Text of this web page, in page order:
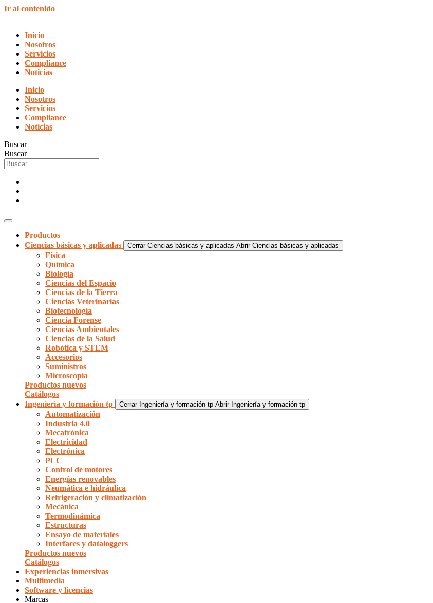
Ir al contenido
Inicio
Nosotros
Servicios
Compliance
Noticias
Inicio
Nosotros
Servicios
Compliance
Noticias
Buscar
Buscar
Productos
Ciencias básicas y aplicadas
Cerrar Ciencias básicas y aplicadas Abrir Ciencias básicas y aplicadas
Física
Química
Biología
Ciencias del Espacio
Ciencias de la Tierra
Ciencias Veterinarias
Biotecnología
Ciencia Forense
Ciencias Ambientales
Ciencias de la Salud
Robótica y STEM
Accesorios
Suministros
Microscopía
Productos nuevos
Catálogos
Ingeniería y formación tp
Cerrar Ingeniería y formación tp Abrir Ingeniería y formación tp
Automatización
Industria 4.0
Mecatrónica
Electricidad
Electrónica
PLC
Control de motores
Energías renovables
Neumática e hidráulica
Refrigeración y climatización
Mecánica
Termodinámica
Estructuras
Ensayo de materiales
Interfaces y dataloggers
Productos nuevos
Catálogos
Experiencias inmersivas
Multimedia
Software y licencias
Marcas